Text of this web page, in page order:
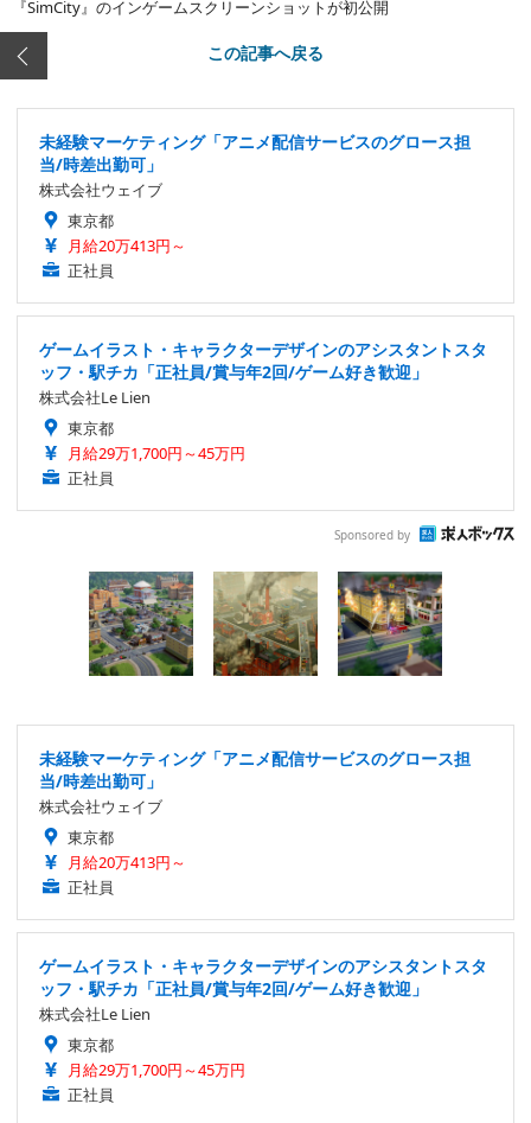
『SimCity』のインゲームスクリーンショットが初公開
この記事へ戻る
未経験マーケティング「アニメ配信サービスのグロース担
当/時差出勤可」
株式会社ウェイブ
東京都
月給20万413円～
正社員
ゲームイラスト・キャラクターデザインのアシスタントスタ
ッフ・駅チカ「正社員/賞与年2回/ゲーム好き歓迎」
株式会社Le Lien
東京都
月給29万1,700円～45万円
正社員
Sponsored by
未経験マーケティング「アニメ配信サービスのグロース担
当/時差出勤可」
株式会社ウェイブ
東京都
月給20万413円～
正社員
ゲームイラスト・キャラクターデザインのアシスタントスタ
ッフ・駅チカ「正社員/賞与年2回/ゲーム好き歓迎」
株式会社Le Lien
東京都
月給29万1,700円～45万円
正社員